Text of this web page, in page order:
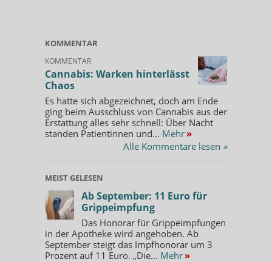
KOMMENTAR
KOMMENTAR
Cannabis: Warken hinterlässt
Chaos
Es hatte sich abgezeichnet, doch am Ende
ging beim Ausschluss von Cannabis aus der
Erstattung alles sehr schnell: Über Nacht
standen Patientinnen und... Mehr »
Alle Kommentare lesen »
MEIST GELESEN
Ab September: 11 Euro für
Grippeimpfung
Das Honorar für Grippeimpfungen
in der Apotheke wird angehoben. Ab
September steigt das Impfhonorar um 3
Prozent auf 11 Euro. „Die... Mehr »